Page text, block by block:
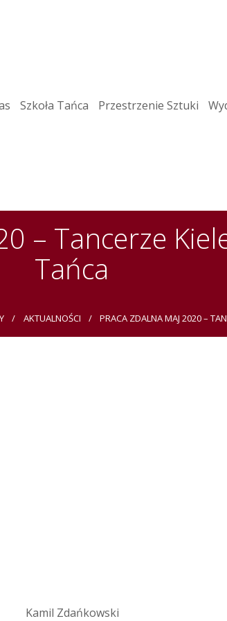
Szkoła Tańca Przestrzenie Sztuki
– Tancerze
Tańca
AKTUALNOŚCI PRACA ZDALNA MAJ 2020 –
Kamil Zdańkowski